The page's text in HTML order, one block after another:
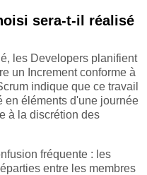
sera-t-il réalisé
les Developers planifient
un Increment conforme à
indique que ce travail
en éléments d'une journée
à la discrétion des
fréquente : les
entre les membres